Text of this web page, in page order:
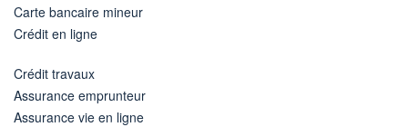
Carte bancaire mineur
Crédit en ligne
Crédit travaux
Assurance emprunteur
Assurance vie en ligne